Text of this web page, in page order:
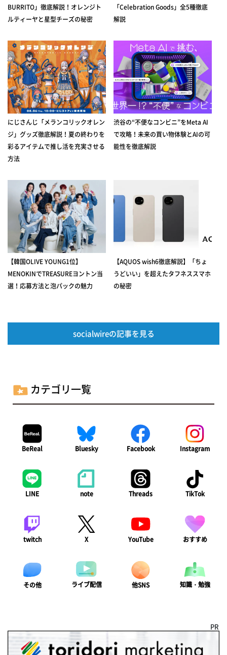
BURRITO」徹底解説！オレンジト
ルティーヤと星型チーズの秘密
「Celebration Goods」全5種徹底
解説
にじさんじ「メランコリックオレン
ジ」グッズ徹底解説！夏の終わりを
彩るアイテムで推し活を充実させる
方法
渋谷の“不便なコンビニ”をMeta AI
で攻略！未来の買い物体験とAIの可
能性を徹底解説
【韓国OLIVE YOUNG1位】
MENOKINでTREASUREヨントン当
選！応募方法と泡パックの魅力
【AQUOS wish6徹底解説】「ちょ
うどいい」を超えたタフネススマホ
の秘密
socialwireの記事を見る
カテゴリ一覧
BeReal Bluesky Facebook Instagram
LINE note Threads TikTok
twitch X YouTube おすすめ
その他 ライブ配信 他SNS 知識・勉強
PR